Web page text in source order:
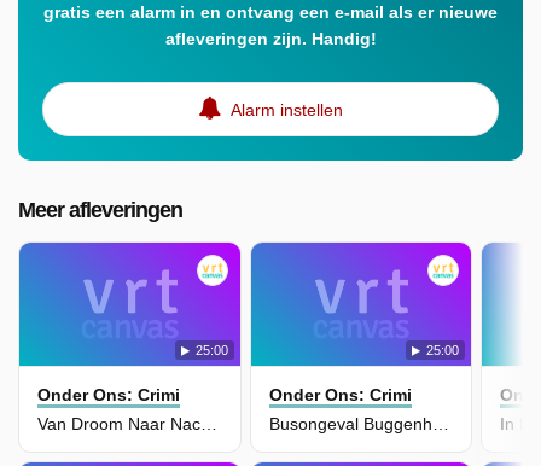
gratis een alarm in en ontvang een e-mail als er nieuwe
afleveringen zijn. Handig!
Alarm instellen
Meer afleveringen
25:00
Onder Ons: Crimi
Van Droom Naar Nachtmerrie: Belgische Is-Vrouwen Getuigen Bij Philip Heymans
25:00
Onder Ons: Crimi
Busongeval Buggenhout: Eerder Vragen Bij Rijgedrag Chauffeur